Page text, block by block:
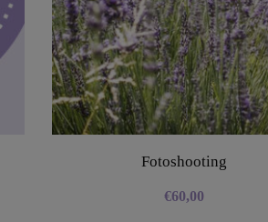
Fotoshooting
€60,00